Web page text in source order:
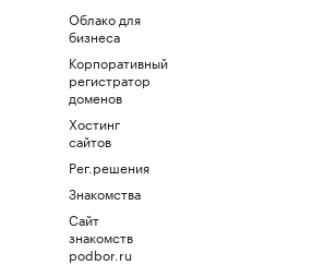
Облако для
бизнеса
Корпоративный
регистратор
доменов
Хостинг
сайтов
Рег.решения
Знакомства
Сайт
знакомств
podbor.ru